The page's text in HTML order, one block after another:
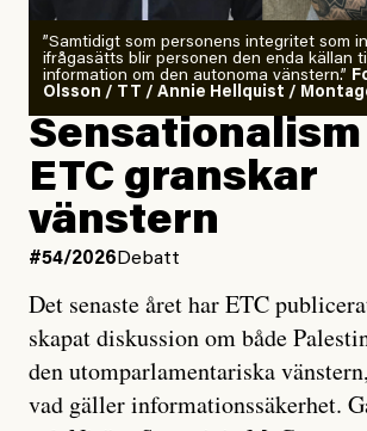
”Samtidigt som personens integritet som
ifrågasätts blir personen den enda källan
information om den autonoma vänstern.”
Olsson / TT / Annie Hellquist /
ETC granskar
vänstern
#54/2026 Debatt
Det senaste året har ETC
skapat diskussion om både
den utomparlamentariska
vad gäller informationssäkerhet.